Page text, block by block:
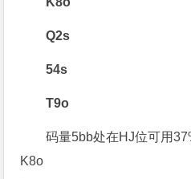
Q2s
54s
T9o
码量5bb处在HJ位可用
K8o